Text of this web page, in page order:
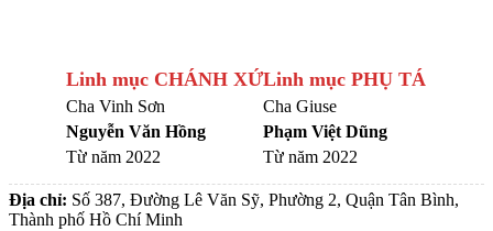
Linh mục CHÁNH XỨ
Cha Vinh Sơn
Nguyễn Văn Hồng
Từ năm 2022
Linh mục PHỤ TÁ
Cha Giuse
Phạm Việt Dũng
Từ năm 2022
Địa chỉ: Số 387, Đường Lê Văn Sỹ, Phường 2, Quận Tân Bình,
Thành phố Hồ Chí Minh